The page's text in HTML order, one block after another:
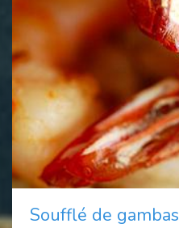
Soufflé de gambas